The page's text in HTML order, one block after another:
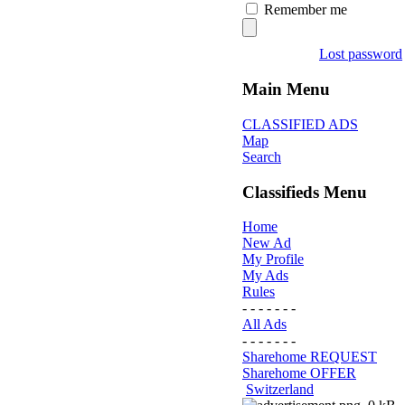
Remember me
Lost password
Main Menu
CLASSIFIED ADS
Map
Search
Classifieds Menu
Home
New Ad
My Profile
My Ads
Rules
- - - - - - -
All Ads
- - - - - - -
Sharehome REQUEST
Sharehome OFFER
Switzerland